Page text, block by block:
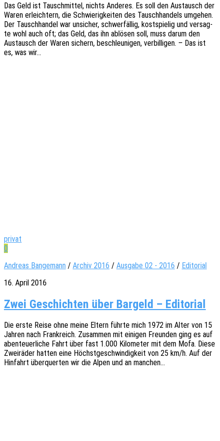
Das Geld ist Tausch­mit­tel, nichts Ande­res. Es soll den Austausch der
Waren erleich­tern, die Schwie­rig­kei­ten des Tausch­han­dels umge­hen.
Der Tausch­han­del war unsi­cher, schwer­fäl­lig, kost­spie­lig und versag­
te wohl auch oft; das Geld, das ihn ablö­sen soll, muss darum den
Austausch der Waren sichern, beschleu­ni­gen, verbil­li­gen. – Das ist
es, was wir…
privat
0
Andreas Bangemann / Archiv 2016 / Ausgabe 02 - 2016 / Editorial
16. April 2016
Zwei Geschichten über Bargeld – Editorial
Die erste Reise ohne meine Eltern führte mich 1972 im Alter von 15
Jahren nach Frank­reich. Zusam­men mit eini­gen Freun­den ging es auf
aben­teu­er­li­che Fahrt über fast 1.000 Kilo­me­ter mit dem Mofa. Diese
Zwei­rä­der hatten eine Höchst­ge­schwin­dig­keit von 25 km/h. Auf der
Hinfahrt über­quer­ten wir die Alpen und an manchen…